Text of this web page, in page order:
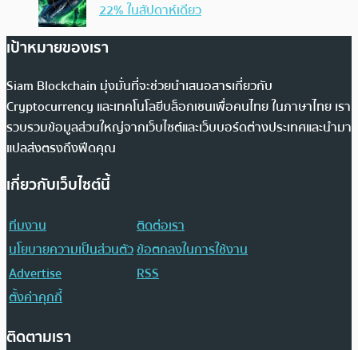
22% ในสัปดาห์เดียว
เป้าหมายของเรา
Siam Blockchain มุ่งมั่นที่จะช่วยนำเสนอสารเกี่ยวกับ
Cryptocurrency และเทคโนโลยีบล็อกเชนเพื่อคนไทย ในภาษาไทย เรา
รวบรวมข้อมูลส่วนใหญ่จากเว็บไซต์และเว็บบอร์ดต่างประเทศและนำมา
แปลส่งตรงถึงฟีดคุณ
เกี่ยวกับเว็บไซต์นี้
ทีมงาน
ติดต่อเรา
นโยบายความเป็นส่วนตัวข้อตกลงในการใช้งาน
Advertise
RSS
ตั้งค่าคุกกี้
ติดตามเรา